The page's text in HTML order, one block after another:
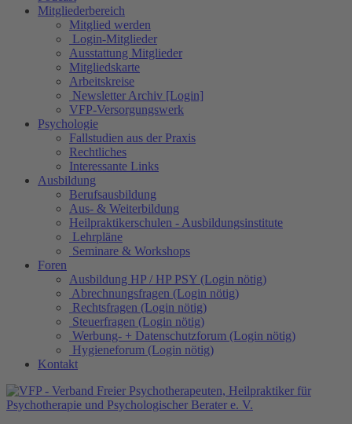
Mitgliederbereich
Mitglied werden
Login-Mitglieder
Ausstattung Mitglieder
Mitgliedskarte
Arbeitskreise
Newsletter Archiv [Login]
VFP-Versorgungswerk
Psychologie
Fallstudien aus der Praxis
Rechtliches
Interessante Links
Ausbildung
Berufsausbildung
Aus- & Weiterbildung
Heilpraktikerschulen - Ausbildungsinstitute
Lehrpläne
Seminare & Workshops
Foren
Ausbildung HP / HP PSY (Login nötig)
Abrechnungsfragen (Login nötig)
Rechtsfragen (Login nötig)
Steuerfragen (Login nötig)
Werbung- + Datenschutzforum (Login nötig)
Hygieneforum (Login nötig)
Kontakt